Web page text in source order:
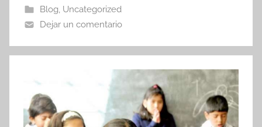
Blog Uncategorized
Dejar un comentario